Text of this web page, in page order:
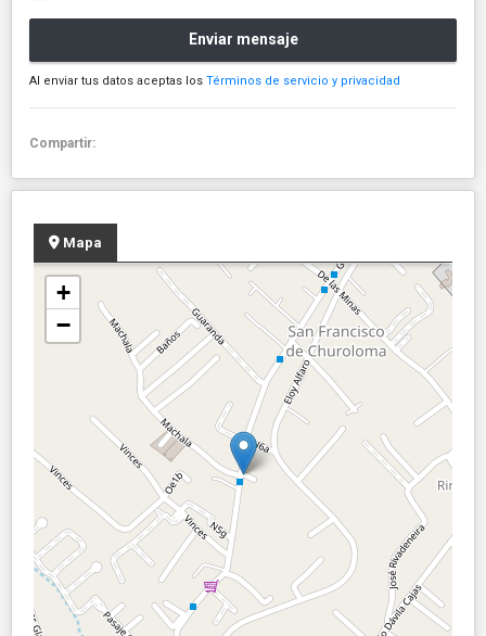
Enviar mensaje
Al enviar tus datos aceptas los Términos de servicio y privacidad
Compartir:
Mapa
+
−